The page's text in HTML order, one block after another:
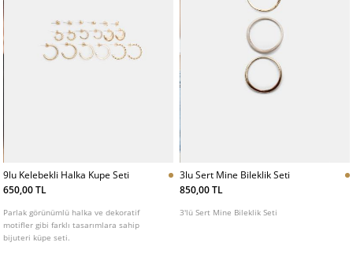
9lu Kelebekli Halka Kupe Seti
650,00 TL
Parlak görünümlü halka ve dekoratif
motifler gibi farklı tasarımlara sahip
bijuteri küpe seti.
3lu Sert Mine Bileklik Seti
850,00 TL
3'lü Sert Mine Bileklik Seti